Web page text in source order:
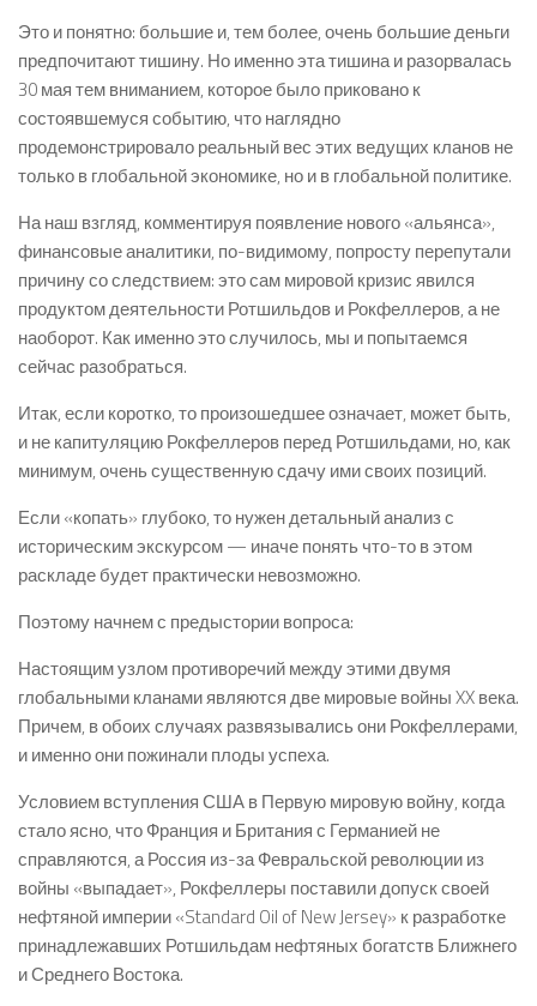
Это и понятно: большие и, тем более, очень большие деньги
предпочитают тишину. Но именно эта тишина и разорвалась
30 мая тем вниманием, которое было приковано к
состоявшемуся событию, что наглядно
продемонстрировало реальный вес этих ведущих кланов не
только в глобальной экономике, но и в глобальной политике.
На наш взгляд, комментируя появление нового «альянса»,
финансовые аналитики, по-видимому, попросту перепутали
причину со следствием: это сам мировой кризис явился
продуктом деятельности Ротшильдов и Рокфеллеров, а не
наоборот. Как именно это случилось, мы и попытаемся
сейчас разобраться.
Итак, если коротко, то произошедшее означает, может быть,
и не капитуляцию Рокфеллеров перед Ротшильдами, но, как
минимум, очень существенную сдачу ими своих позиций.
Если «копать» глубоко, то нужен детальный анализ с
историческим экскурсом — иначе понять что-то в этом
раскладе будет практически невозможно.
Поэтому начнем с предыстории вопроса:
Настоящим узлом противоречий между этими двумя
глобальными кланами являются две мировые войны XX века.
Причем, в обоих случаях развязывались они Рокфеллерами,
и именно они пожинали плоды успеха.
Условием вступления США в Первую мировую войну, когда
стало ясно, что Франция и Британия с Германией не
справляются, а Россия из-за Февральской революции из
войны «выпадает», Рокфеллеры поставили допуск своей
нефтяной империи «Standard Oil of New Jersey» к разработке
принадлежавших Ротшильдам нефтяных богатств Ближнего
и Среднего Востока.